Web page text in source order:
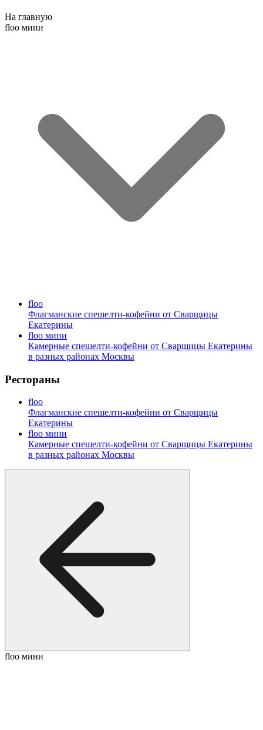
На главную
floo мини
floo
Флагманские спешелти-кофейни от Сварщицы
Екатерины
floo мини
Камерные спешелти-кофейни от Сварщицы Екатерины
в разных районах Москвы
Рестораны
floo
Флагманские спешелти-кофейни от Сварщицы
Екатерины
floo мини
Камерные спешелти-кофейни от Сварщицы Екатерины
в разных районах Москвы
floo мини